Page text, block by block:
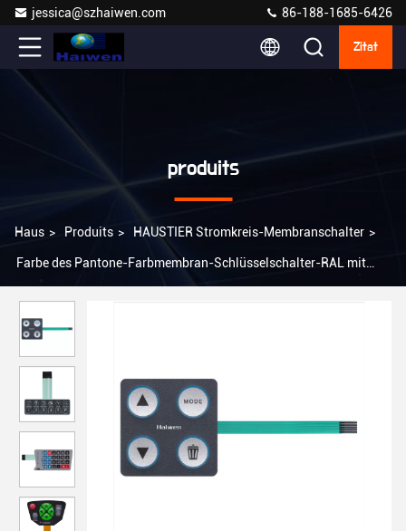
jessica@szhaiwen.com 86-188-1685-6426
Zitat
produits
Haus > Produits > HAUSTIER Stromkreis-Membranschalter >
Farbe des Pantone-Farbmembran-Schlüsselschalter-RAL mit